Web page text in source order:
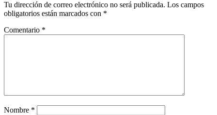
Tu dirección de correo electrónico no será publicada. Los campos
obligatorios están marcados con *
Comentario *
Nombre *